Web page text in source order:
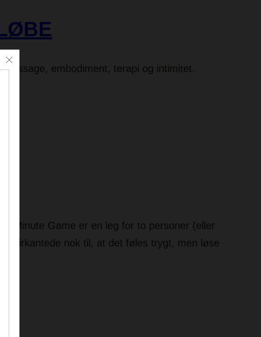
embodiment, terapi og intimitet.
Minute Game er en leg for to personer (eller
firkantede nok til, at det føles trygt, men løse